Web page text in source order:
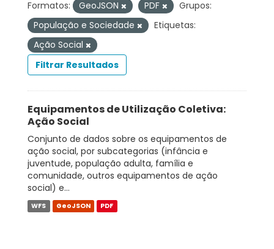
Formatos:
GeoJSON PDF
Grupos:
População e Sociedade
Etiquetas:
Ação Social
Filtrar Resultados
Equipamentos de Utilização Coletiva:
Ação Social
Conjunto de dados sobre os equipamentos de
ação social, por subcategorias (infância e
juventude, população adulta, família e
comunidade, outros equipamentos de ação
social) e...
WFS GeoJSON PDF